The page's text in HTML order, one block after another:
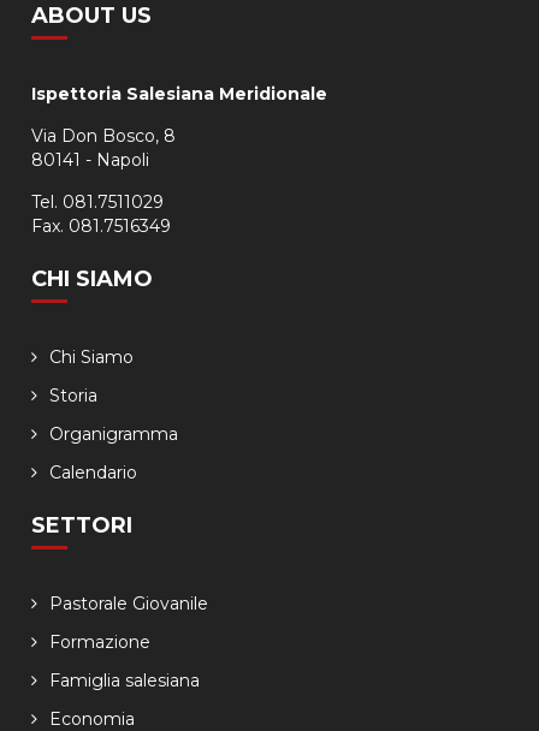
Savio
SANTERAMO IN COLLE -
TARANTO -San Giovanni Bosco
Calabria
BOVA MARINA -
LOCRI -
VIBO VALENTIA -
SATRIANO -
ABOUT US
Ispettoria Salesiana Meridionale
Via Don Bosco, 8
80141 - Napoli
Tel. 081.7511029
Fax. 081.7516349
CHI SIAMO
Chi Siamo
Storia
Organigramma
Calendario
SETTORI
Pastorale Giovanile
Formazione
Famiglia salesiana
Economia